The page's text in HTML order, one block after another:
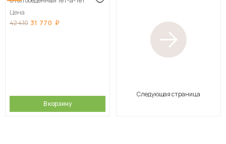
Цена
42 410 31 770
В корзину
Следующая страница